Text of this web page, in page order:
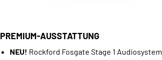
PREMIUM-AUSSTATTUNG
NEU! Rockford Fosgate Stage 1 Audiosystem